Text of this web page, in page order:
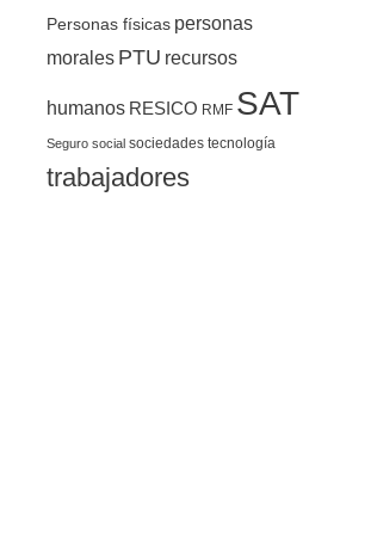
Personas físicas personas
morales PTU recursos
humanos RESICO RMF SAT
Seguro social sociedades tecnología
trabajadores